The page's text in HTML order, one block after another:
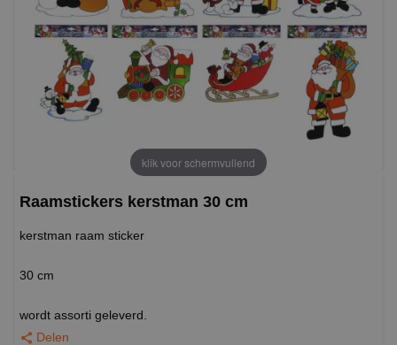
klik voor schermvullend
Raamstickers kerstman 30 cm
kerstman raam sticker
30 cm
wordt assorti geleverd.
Delen